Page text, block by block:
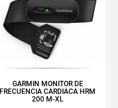
GARMIN MONITOR DE
FRECUENCIA CARDIACA HRM
200 M-XL